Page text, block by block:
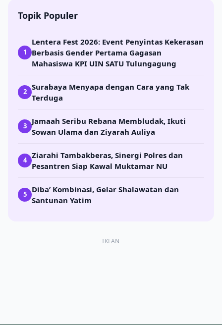
Topik Populer
1
Lentera Fest 2026: Event Penyintas Kekerasan
Berbasis Gender Pertama Gagasan
Mahasiswa KPI UIN SATU Tulungagung
2
Surabaya Menyapa dengan Cara yang Tak
Terduga
3
Jamaah Seribu Rebana Membludak, Ikuti
Sowan Ulama dan Ziyarah Auliya
4
Ziarahi Tambakberas, Sinergi Polres dan
Pesantren Siap Kawal Muktamar NU
5
Diba’ Kombinasi, Gelar Shalawatan dan
Santunan Yatim
IKLAN